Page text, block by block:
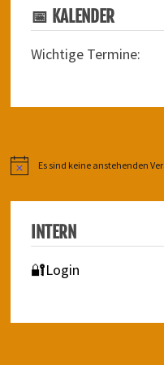
📅 KALENDER
Wichtige Termine:
HinweisEs sind keine anstehenden
INTERN
🔐Login